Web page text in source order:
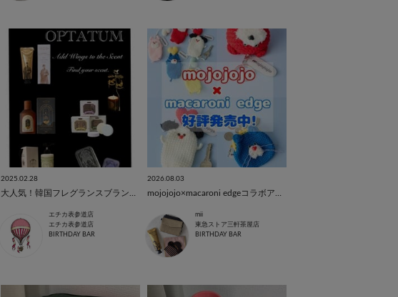
2025.02.28
エチカ表参道店
エチカ表参道店
BIRTHDAY BAR
2026.08.03
mii
東急ストア三軒茶屋店
BIRTHDAY BAR